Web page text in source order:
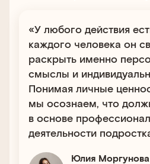
«У любого действия
каждого человека он
раскрыть именно
смыслы и
Понимая личные
мы осознаем, что
в основе
деятельности
Юлия Моргунова